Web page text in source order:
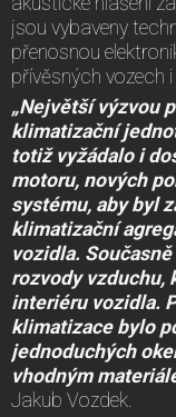
jsou vybaveny
přenosnou
přívěsných vozech
„Největší výzvou
klimatizační
totiž vyžádalo i
motoru, nových
systému, aby byl
klimatizační
vozidla.
rozvody vzduchu,
interiéru vozidla.
klimatizace bylo
jednoduchých
vhodným
Jakub Vozdek.